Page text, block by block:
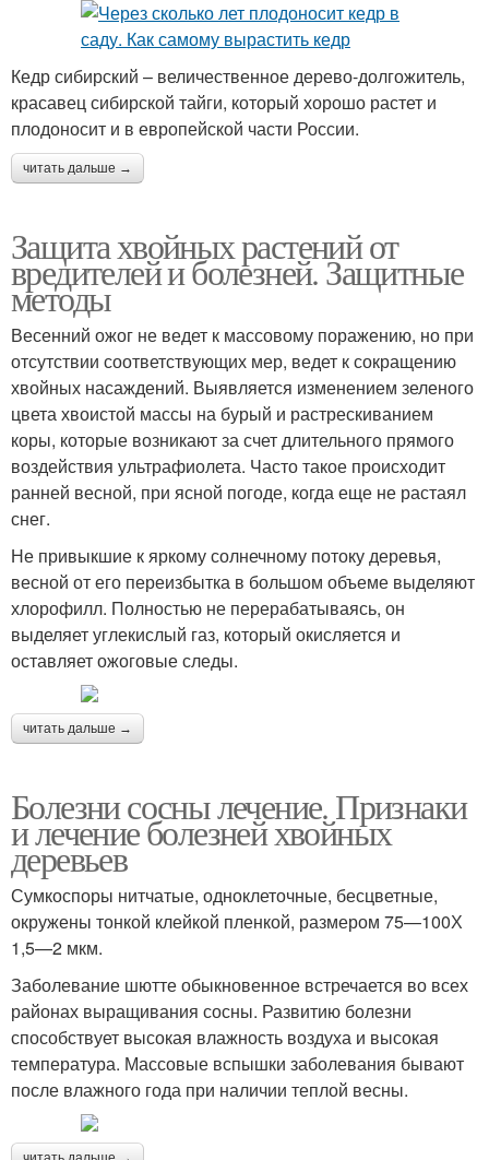
Кедр сибирский – величественное дерево-долгожитель,
красавец сибирской тайги, который хорошо растет и
плодоносит и в европейской части России.
читать дальше →
Защита хвойных растений от
вредителей и болезней. Защитные
методы
Весенний ожог не ведет к массовому поражению, но при
отсутствии соответствующих мер, ведет к сокращению
хвойных насаждений. Выявляется изменением зеленого
цвета хвоистой массы на бурый и растрескиванием
коры, которые возникают за счет длительного прямого
воздействия ультрафиолета. Часто такое происходит
ранней весной, при ясной погоде, когда еще не растаял
снег.
Не привыкшие к яркому солнечному потоку деревья,
весной от его переизбытка в большом объеме выделяют
хлорофилл. Полностью не перерабатываясь, он
выделяет углекислый газ, который окисляется и
оставляет ожоговые следы.
читать дальше →
Болезни сосны лечение. Признаки
и лечение болезней хвойных
деревьев
Сумкоспоры нитчатые, одноклеточные, бесцветные,
окружены тонкой клейкой пленкой, размером 75—100Х
1,5—2 мкм.
Заболевание шютте обыкновенное встречается во всех
районах выращивания сосны. Развитию болезни
способствует высокая влажность воздуха и высокая
температура. Массовые вспышки заболевания бывают
после влажного года при наличии теплой весны.